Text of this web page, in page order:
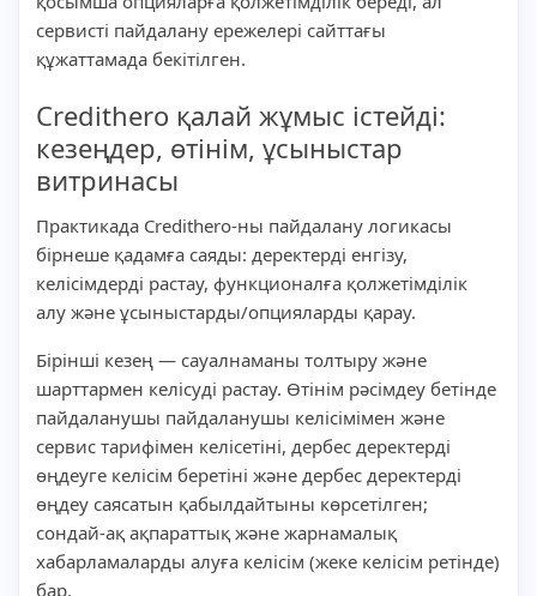
сервисті пайдалану ережелері сайттағы
құжаттамада бекітілген.
Credithero қалай жұмыс істейді:
кезеңдер, өтінім, ұсыныстар
витринасы
Практикада Credithero-ны пайдалану логикасы
бірнеше қадамға саяды: деректерді енгізу,
келісімдерді растау, функционалға қолжетімділік
алу және ұсыныстарды/опцияларды қарау.
Бірінші кезең — сауалнаманы толтыру және
шарттармен келісуді растау. Өтінім рәсімдеу бетінде
пайдаланушы пайдаланушы келісімімен және
сервис тарифімен келісетіні, дербес деректерді
өңдеуге келісім беретіні және дербес деректерді
өңдеу саясатын қабылдайтыны көрсетілген;
сондай-ақ ақпараттық және жарнамалық
хабарламаларды алуға келісім (жеке келісім ретінде)
бар.